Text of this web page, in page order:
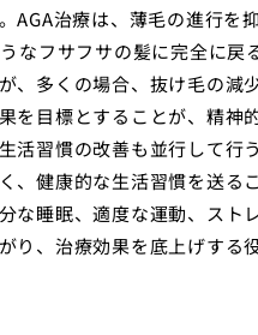
AGA治療は、薄毛の進行を
なフサフサの髪に完全に戻
、多くの場合、抜け毛の減
を目標とすることが、精神
活習慣の改善も並行して行
、健康的な生活習慣を送る
な睡眠、適度な運動、スト
、治療効果を底上げする